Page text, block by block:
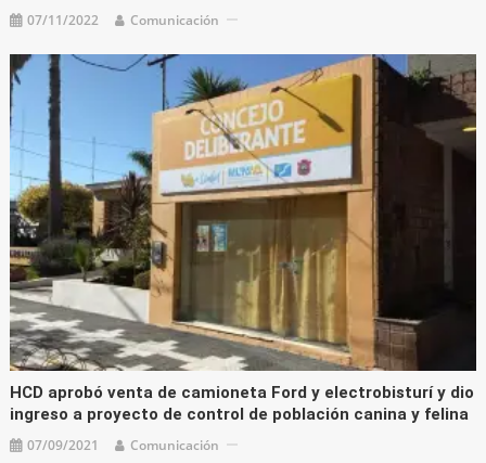
07/11/2022 Comunicación
HCD aprobó venta de camioneta Ford y electrobisturí y dio
ingreso a proyecto de control de población canina y felina
07/09/2021 Comunicación